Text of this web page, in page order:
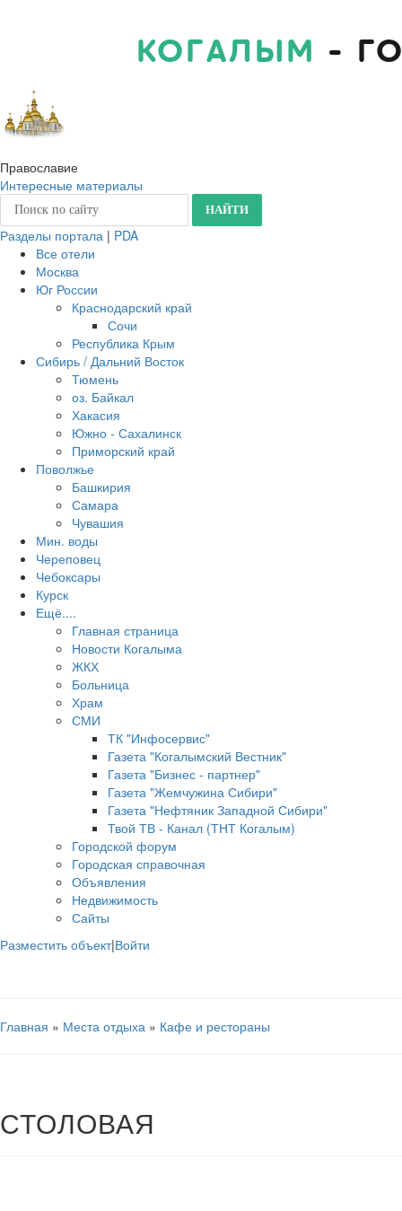
КОГАЛЫМ -
Православие
Интересные материалы
Разделы портала | PDA
Все отели
Москва
Юг России
Краснодарский край
Сочи
Республика Крым
Сибирь / Дальний Восток
Тюмень
оз. Байкал
Хакасия
Южно - Сахалинск
Приморский край
Поволжье
Башкирия
Самара
Чувашия
Мин. воды
Череповец
Чебоксары
Курск
Ещё....
Главная страница
Новости Когалыма
ЖКХ
Больница
Храм
СМИ
ТК "Инфосервис"
Газета "Когалымский Вестник"
Газета "Бизнес - партнер"
Газета "Жемчужина Сибири"
Газета "Нефтяник Западной Сибири"
Твой ТВ - Канал (ТНТ Когалым)
Городской форум
Городская справочная
Объявления
Недвижимость
Сайты
Разместить объект|Войти
Главная » Места отдыха » Кафе и рестораны
СТОЛОВАЯ